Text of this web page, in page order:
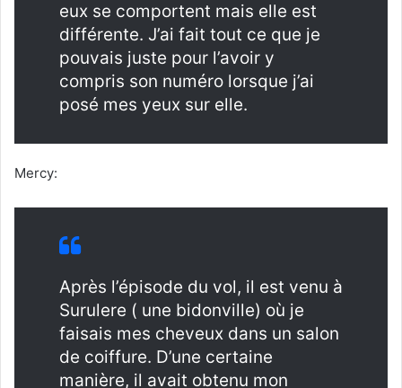
eux se comportent mais elle est
différente. J’ai fait tout ce que je
pouvais juste pour l’avoir y
compris son numéro lorsque j’ai
posé mes yeux sur elle.
Mercy:
Après l’épisode du vol, il est venu à
Surulere ( une bidonville) où je
faisais mes cheveux dans un salon
de coiffure. D’une certaine
manière, il avait obtenu mon